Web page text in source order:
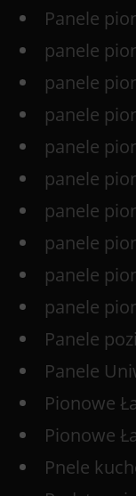
Panele
panele
panele
panele
panele
panele
panele
panele
panele
panele
Panele
Panele
Pionowe
Pionowe
Pnele